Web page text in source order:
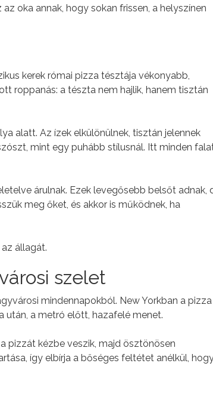
oka annak, hogy sokan frissen, a helyszínen
kerek római pizza tésztája vékonyabb,
roppanás: a tészta nem hajlik, hanem tisztán
alatt. Az ízek elkülönülnek, tisztán jelennek
mint egy puhább stílusnál. Itt minden
árulnak. Ezek levegősebb belsőt adnak,
meg őket, és akkor is működnek, ha
állagát.
szelet
mindennapokból. New Yorkban a pizza
után, a metró előtt, hazafelé menet.
pizzát kézbe veszik, majd ösztönösen
így elbírja a bőséges feltétet anélkül,